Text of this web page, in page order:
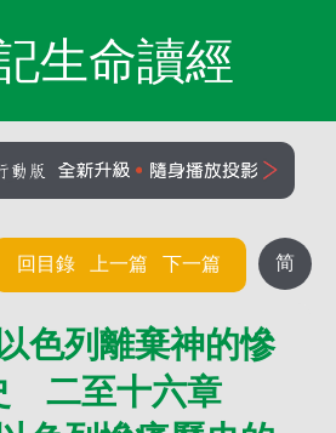
生命讀經
简
回目錄 上一篇 下一篇
色列離棄神的慘
二至十六章